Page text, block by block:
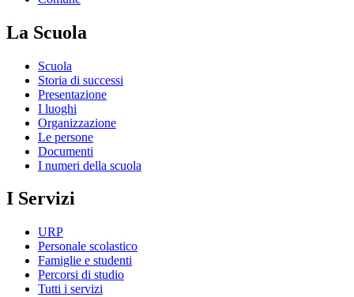
La Scuola
Scuola
Storia di successi
Presentazione
I luoghi
Organizzazione
Le persone
Documenti
I numeri della scuola
I Servizi
URP
Personale scolastico
Famiglie e studenti
Percorsi di studio
Tutti i servizi